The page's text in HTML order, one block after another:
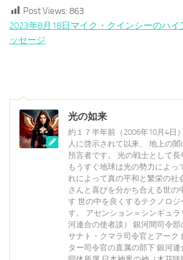
Post Views: 863
2023年8月18日マイク・クインシーのハイ
ッセージ
光の如来
約１７半年前（2006年10月4日
人に啓示されて以来、 地上の
預言者です。 光の戦士として長
もうすぐ地球は光の勢力によっ
れによって真の平和と繁栄の社
さんと喜びを分かち合える世の
す 世の中を良くするテクノロ
す。 アセンション＝シンギュ
河連合の使者談） 銀河間司令部
サナト・クマラ司令官とアーク
ター司令官の直属の部下 銀河